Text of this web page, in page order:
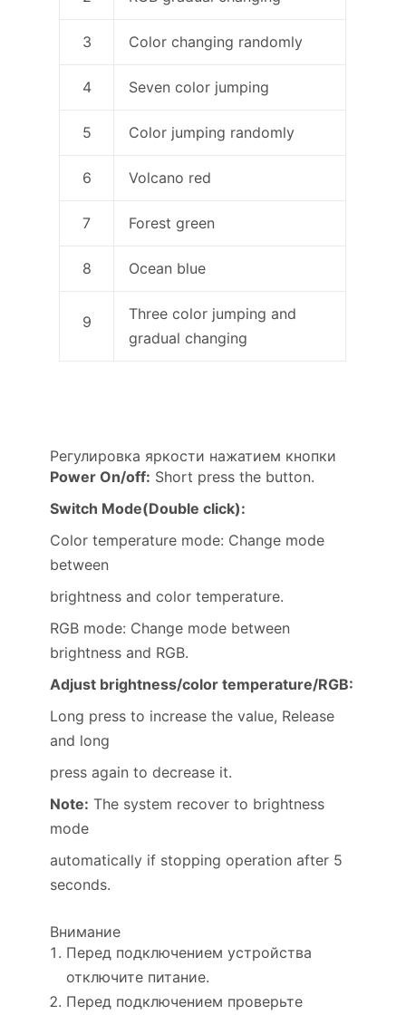
3 Color changing randomly
4 Seven color jumping
5 Color jumping randomly
6 Volcano red
7 Forest green
8 Ocean blue
9
Three color jumping and
gradual changing
Регулировка яркости нажатием кнопки
Power On/off: Short press the button.
Switch Mode(Double click):
Color temperature mode: Change mode
between
brightness and color temperature.
RGB mode: Change mode between
brightness and RGB.
Adjust brightness/color temperature/RGB:
Long press to increase the value, Release
and long
press again to decrease it.
Note: The system recover to brightness
mode
automatically if stopping operation after 5
seconds.
Внимание
Перед подключением устройства
отключите питание.
Перед подключением проверьте